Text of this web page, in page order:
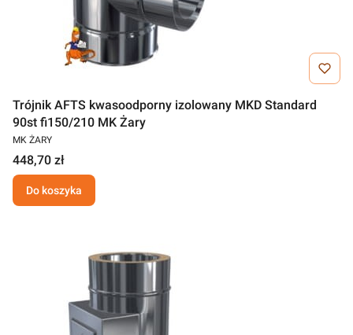
Trójnik AFTS kwasoodporny izolowany MKD Standard
90st fi150/210 MK Żary
MK ŻARY
448,70 zł
Do koszyka